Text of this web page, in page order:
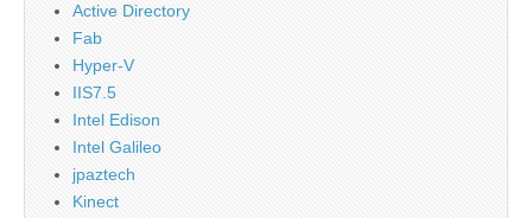
Active Directory
Fab
Hyper-V
IIS7.5
Intel Edison
Intel Galileo
jpaztech
Kinect